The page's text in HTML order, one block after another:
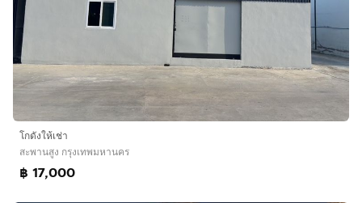
โกดังให้เช่า
สะพานสูง กรุงเทพมหานคร
฿ 17,000